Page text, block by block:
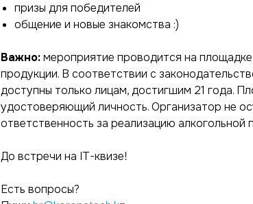
призы для победителей
общение и новые знакомства :)
Важно:мероприятие проводится на
продукции. В соответствии с
доступны только лицам, достигшим 21 года.
удостоверяющий личность. Организатор не
ответственность за реализацию алкогольной
До встречи на IT-квизе!
Есть вопросы?